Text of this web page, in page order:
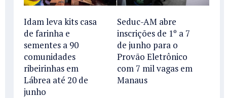
Idam leva kits casa
de farinha e
sementes a 90
comunidades
ribeirinhas em
Lábrea até 20 de
junho
Seduc-AM abre
inscrições de 1º a 7
de junho para o
Provão Eletrônico
com 7 mil vagas em
Manaus